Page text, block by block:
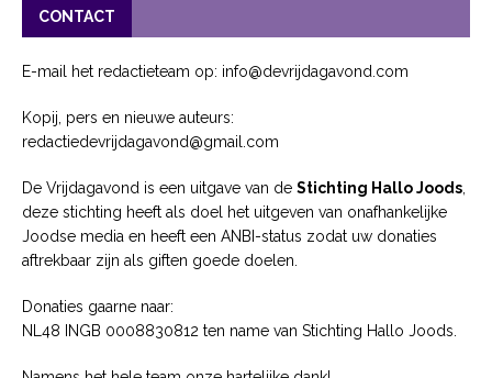
CONTACT
E-mail het redactieteam op: info@devrijdagavond.com
Kopij, pers en nieuwe auteurs:
redactiedevrijdagavond@gmail.com
De Vrijdagavond is een uitgave van de Stichting Hallo Joods
deze stichting heeft als doel het uitgeven van onafhankelijke
Joodse media en heeft een ANBI-status zodat uw donaties
aftrekbaar zijn als giften goede doelen.
Donaties gaarne naar:
NL48 INGB 0008830812 ten name van Stichting Hallo Joods.